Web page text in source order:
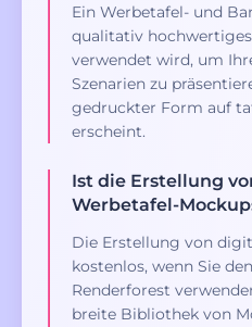
Ein Werbetafel- und
qualitativ
verwendet wird, um
Szenarien zu
gedruckter Form auf
erscheint.
Ist die Erstellung
Werbetafel-
Die Erstellung von
kostenlos, wenn Sie
Renderforest
breite Bibliothek von